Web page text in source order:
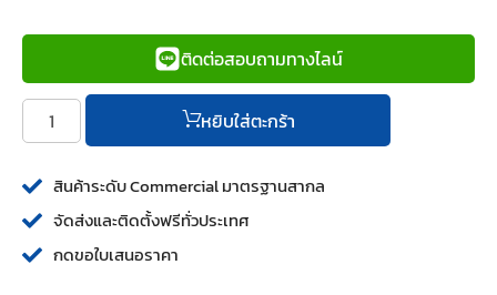
ติดต่อสอบถามทางไลน์
หยิบใส่ตะกร้า
สินค้าระดับ Commercial มาตรฐานสากล
จัดส่งและติดตั้งฟรีทั่วประเทศ
กดขอใบเสนอราคา